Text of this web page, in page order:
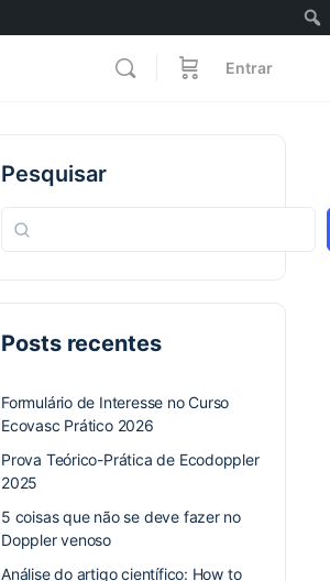
Entrar
Pesquisar
Posts recentes
Formulário de Interesse no Curso
Ecovasc Prático 2026
Prova Teórico-Prática de Ecodoppler
2025
5 coisas que não se deve fazer no
Doppler venoso
Análise do artigo científico: How to